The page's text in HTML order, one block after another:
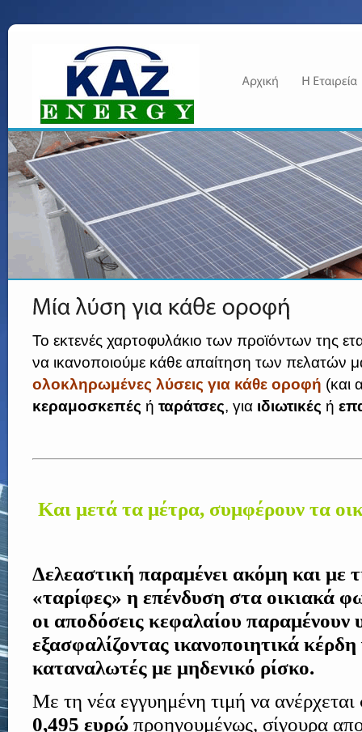
Το εκτενές χαρτοφυλάκιο των προϊόντων της
να ικανοποιούμε κάθε απαίτηση των πελατών
ολοκληρωμένες λύσεις για κάθε οροφή (και
κεραμοσκεπές ή ταράτσες, για ιδιωτικές ή
Και μετά τα μέτρα, συμφέρουν τα
Δελεαστική παραμένει ακόμη και με
«ταρίφες» η επένδυση στα οικιακά
οι αποδόσεις κεφαλαίου παραμένουν
εξασφαλίζοντας ικανοποιητικά κέρδη
καταναλωτές με μηδενικό ρίσκο.
Με τη νέα εγγυημένη τιμή να
0,495 ευρώ προηγουμένως, σίγουρα